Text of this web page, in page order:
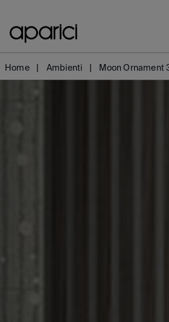
Home Ambienti Moon Ornament